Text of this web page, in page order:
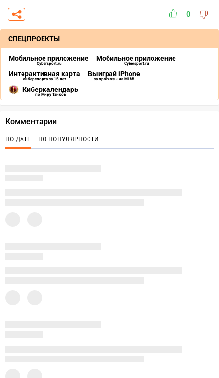
0
СПЕЦПРОЕКТЫ
Мобильное приложение
Cybersport.ru
Мобильное приложение
Cybersport.ru
Интерактивная карта
киберспорта за 15 лет
Выиграй iPhone
за прогнозы на MLBB
Киберкалендарь
по Миру Танков
Комментарии
ПО ДАТЕ ПО ПОПУЛЯРНОСТИ